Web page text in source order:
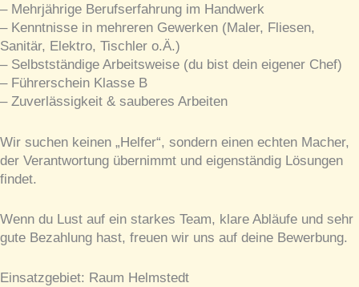
– Mehrjährige Berufserfahrung im Handwerk
– Kenntnisse in mehreren Gewerken (Maler, Fliesen,
Sanitär, Elektro, Tischler o.Ä.)
– Selbstständige Arbeitsweise (du bist dein eigener Chef)
– Führerschein Klasse B
– Zuverlässigkeit & sauberes Arbeiten
Wir suchen keinen „Helfer“, sondern einen echten Macher,
der Verantwortung übernimmt und eigenständig Lösungen
findet.
Wenn du Lust auf ein starkes Team, klare Abläufe und sehr
gute Bezahlung hast, freuen wir uns auf deine Bewerbung.
Einsatzgebiet: Raum Helmstedt